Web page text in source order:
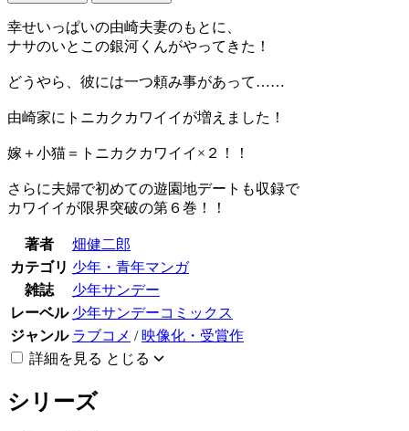
幸せいっぱいの由崎夫妻のもとに、
ナサのいとこの銀河くんがやってきた！
どうやら、彼には一つ頼み事があって……
由崎家にトニカクカワイイが増えました！
嫁＋小猫＝トニカクカワイイ×２！！
さらに夫婦で初めての遊園地デートも収録で
カワイイが限界突破の第６巻！！
著者
畑健二郎
カテゴリ 少年・青年マンガ
雑誌
少年サンデー
レーベル 少年サンデーコミックス
ジャンル ラブコメ / 映像化・受賞作
詳細を見る とじる
シリーズ